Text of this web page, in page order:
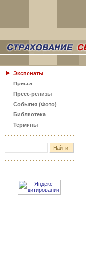
Экспонаты
Пресса
Пресс-релизы
События (Фото)
Библиотека
Термины